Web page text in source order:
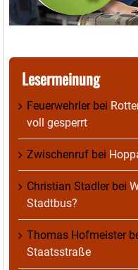
Lesermeinung
Feuerwehrlerbei
voll gesperrt
Zwischenruf bei
Christian Stadlerbei
Stadtbus?
Thomas Hofmeister
Staatsstraße